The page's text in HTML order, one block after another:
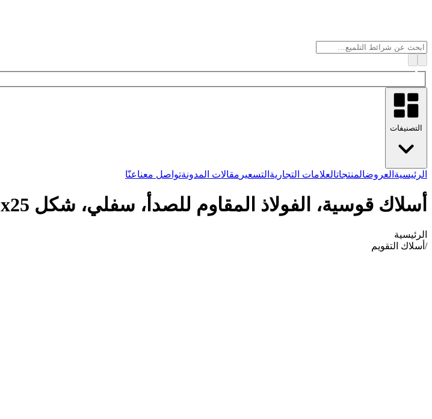
التصنيفات
الرئيسية العروضالمنتجاتالعلامات التجارية التسعير مقالات المدونةتواصل معناعنّا
أسلاك قوسية، الفولاذ المقاوم للصدأ، سفلي، شكل A، 19x25
الرئيسية
/ أسلاك التقويم